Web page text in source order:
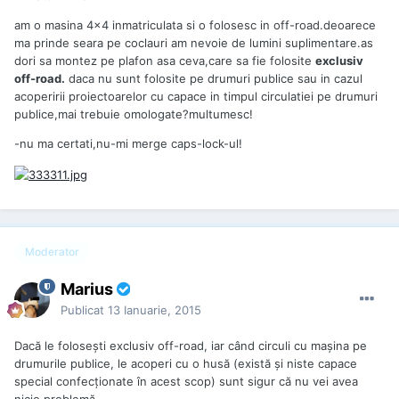
am o masina 4x4 inmatriculata si o folosesc in off-road.deoarece
ma prinde seara pe coclauri am nevoie de lumini suplimentare.as
dori sa montez pe plafon asa ceva,care sa fie folosite exclusiv
off-road. daca nu sunt folosite pe drumuri publice sau in cazul
acoperirii proiectoarelor cu capace in timpul circulatiei pe drumuri
publice,mai trebuie omologate?multumesc!
-nu ma certati,nu-mi merge caps-lock-ul!
Moderator
Marius
Publicat 13 Ianuarie, 2015
Dacă le foloseşti exclusiv off-road, iar când circuli cu maşina pe
drumurile publice, le acoperi cu o husă (există şi niste capace
special confecţionate în acest scop) sunt sigur că nu vei avea